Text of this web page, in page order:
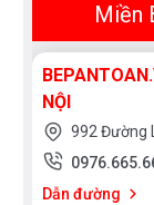
Miền
NỘI
992 Đường
Dẫn đường